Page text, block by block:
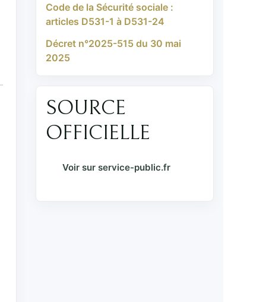
Code de la Sécurité sociale :
articles D531-1 à D531-24
Décret n°2025-515 du 30 mai
2025
SOURCE
OFFICIELLE
Voir sur service-public.fr